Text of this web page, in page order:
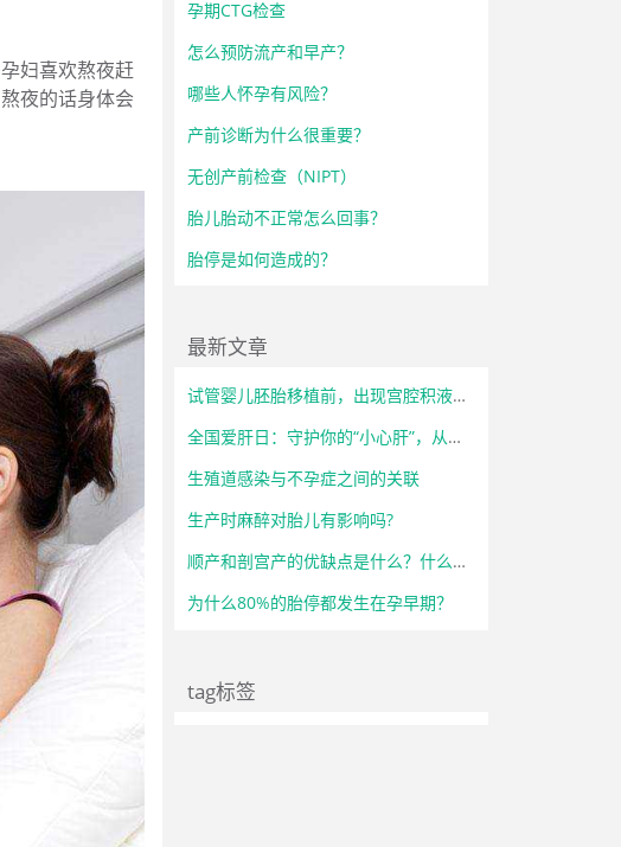
妇喜欢熬夜赶
夜的话身体会
孕期CTG检查
怎么预防流产和早产？
哪些人怀孕有风险？
产前诊断为什么很重要？
无创产前检查（NIPT）
胎儿胎动不正常怎么回事？
胎停是如何造成的？
最新文章
试管婴儿胚胎移植前，出现宫腔积液怎么办？
全国爱肝日：守护你的“小心肝”，从了解开始！
生殖道感染与不孕症之间的关联
生产时麻醉对胎儿有影响吗?
顺产和剖宫产的优缺点是什么？什么情况下必须选择剖宫产？
为什么80%的胎停都发生在孕早期？
tag标签